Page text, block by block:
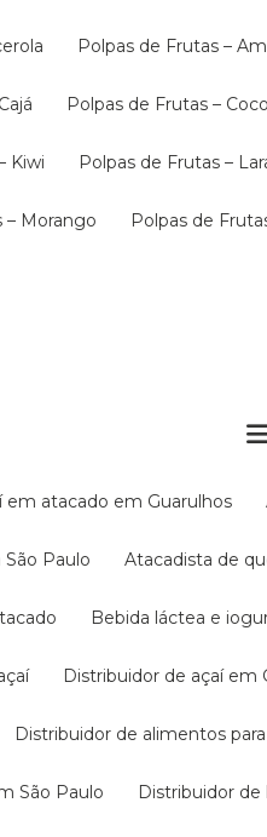
Polpas de Frutas –
Polpas de Frutas –
Kiwi Polpas de Frutas –
– Morango Polpas de
em atacado em Guarulhos
São Paulo Atacadista de
Bebida láctea e
Distribuidor de açaí em
Distribuidor de alimentos
São Paulo Distribuidor